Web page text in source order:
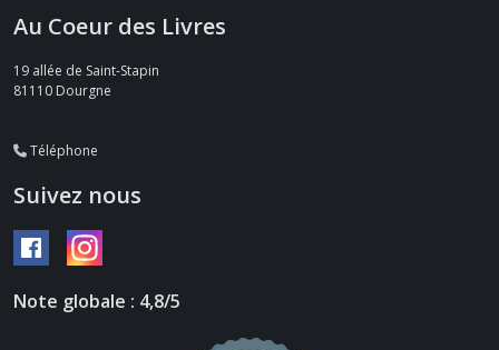
Au Coeur des Livres
19 allée de Saint-Stapin
81110 Dourgne
Téléphone
Suivez nous
Note globale : 4,8/5